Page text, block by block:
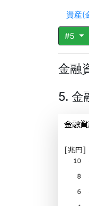
資産(
#5
金融
5. 金